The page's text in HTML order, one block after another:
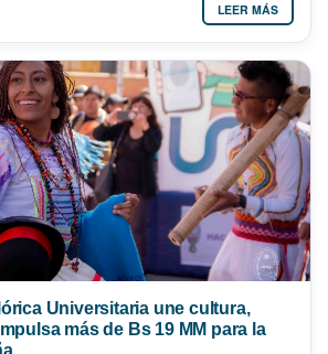
LEER MÁS
Universitaria une cultura,
más de Bs 19 MM para la